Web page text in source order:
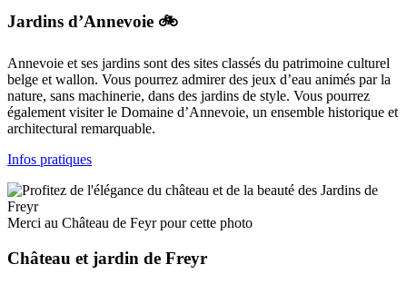
Jardins d’Annevoie 🚲
Annevoie et ses jardins sont des sites classés du patrimoine culturel
belge et wallon. Vous pourrez admirer des jeux d’eau animés par la
nature, sans machinerie, dans des jardins de style. Vous pourrez
également visiter le Domaine d’Annevoie, un ensemble historique et
architectural remarquable.
Infos pratiques
Merci au Château de Feyr pour cette photo
Château et jardin de Freyr